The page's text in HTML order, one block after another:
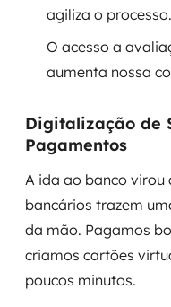
agiliza o processo.
O acesso a
aumenta nossa
Digitalização de
Pagamentos
A ida ao banco
bancários trazem
da mão. Pagamos
criamos cartões
poucos minutos.